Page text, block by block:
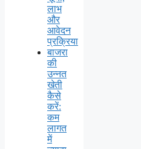
लाभ
और
आवेदन
प्रक्रिया
बाजरा
की
उन्नत
खेती
कैसे
करें:
कम
लागत
में